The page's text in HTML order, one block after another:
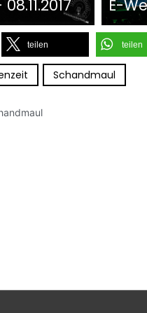
E-
teilen teilen
Schandmaul